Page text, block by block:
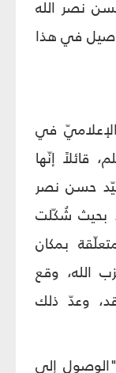
نصر الله
في هذا
في
قائلاً إنّها
حسن نصر
بحيث شُكّلت
بمكان
الله، وقع
وعدّ ذلك
إلى